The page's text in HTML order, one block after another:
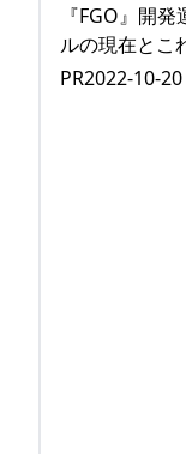
『FGO』開
ルの現在とこ
PR2022-10-